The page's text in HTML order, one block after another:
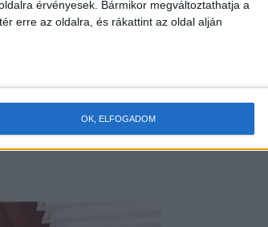
érvényesek. Bármikor megváltoztathatja a
erre az oldalra, és rákattint az oldal alján
OK, ELFOGADOM